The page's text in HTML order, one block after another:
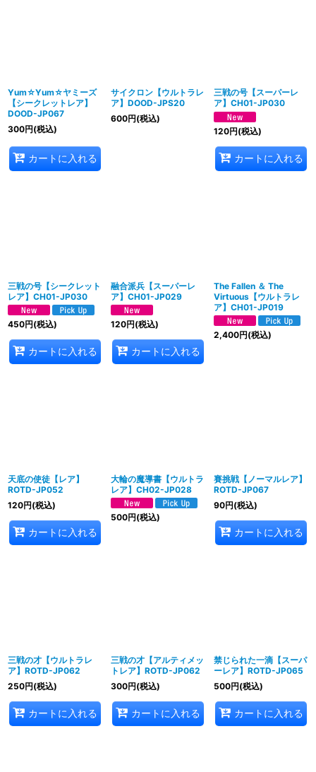
Yum☆Yum☆ヤミーズ
【シークレットレア】
DOOD-JP067
300円(税込)
カートに入れる
サイクロン【ウルトラレ
ア】DOOD-JPS20
600円(税込)
三戦の号【スーパーレ
ア】CH01-JP030
120円(税込)
カートに入れる
三戦の号【シークレット
レア】CH01-JP030
450円(税込)
カートに入れる
融合派兵【スーパーレ
ア】CH01-JP029
120円(税込)
カートに入れる
The Fallen ＆ The
Virtuous【ウルトラレ
ア】CH01-JP019
2,400円(税込)
天底の使徒【レア】
ROTD-JP052
120円(税込)
カートに入れる
大輪の魔導書【ウルトラ
レア】CH02-JP028
500円(税込)
賽挑戦【ノーマルレア】
ROTD-JP067
90円(税込)
カートに入れる
三戦の才【ウルトラレ
ア】ROTD-JP062
250円(税込)
カートに入れる
三戦の才【アルティメッ
トレア】ROTD-JP062
300円(税込)
カートに入れる
禁じられた一滴【スーパ
ーレア】ROTD-JP065
500円(税込)
カートに入れる